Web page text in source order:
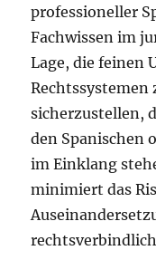
professioneller
Fachwissen im
Lage, die feinen
Rechtssystemen
sicherzustellen,
den Spanischen
im Einklang
minimiert das